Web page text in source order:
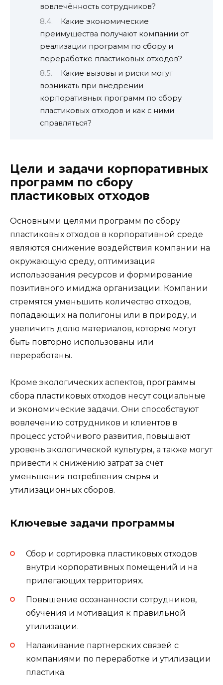
вовлечённость сотрудников?
Какие экономические
преимущества получают компании от
реализации программ по сбору и
переработке пластиковых отходов?
Какие вызовы и риски могут
возникать при внедрении
корпоративных программ по сбору
пластиковых отходов и как с ними
справляться?
Цели и задачи корпоративных
программ по сбору
пластиковых отходов
Основными целями программ по сбору
пластиковых отходов в корпоративной среде
являются снижение воздействия компании на
окружающую среду, оптимизация
использования ресурсов и формирование
позитивного имиджа организации. Компании
стремятся уменьшить количество отходов,
попадающих на полигоны или в природу, и
увеличить долю материалов, которые могут
быть повторно использованы или
переработаны.
Кроме экологических аспектов, программы
сбора пластиковых отходов несут социальные
и экономические задачи. Они способствуют
вовлечению сотрудников и клиентов в
процесс устойчивого развития, повышают
уровень экологической культуры, а также могут
привести к снижению затрат за счёт
уменьшения потребления сырья и
утилизационных сборов.
Ключевые задачи программы
Сбор и сортировка пластиковых отходов
внутри корпоративных помещений и на
прилегающих территориях.
Повышение осознанности сотрудников,
обучения и мотивация к правильной
утилизации.
Налаживание партнерских связей с
компаниями по переработке и утилизации
пластика.